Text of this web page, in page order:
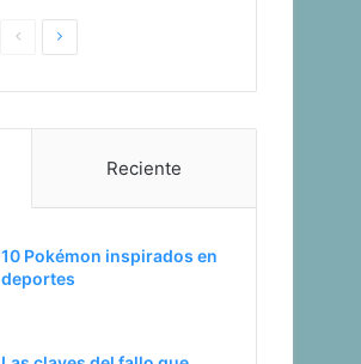
PaginaSiguiente
Reciente
10 Pokémon inspirados en
deportes